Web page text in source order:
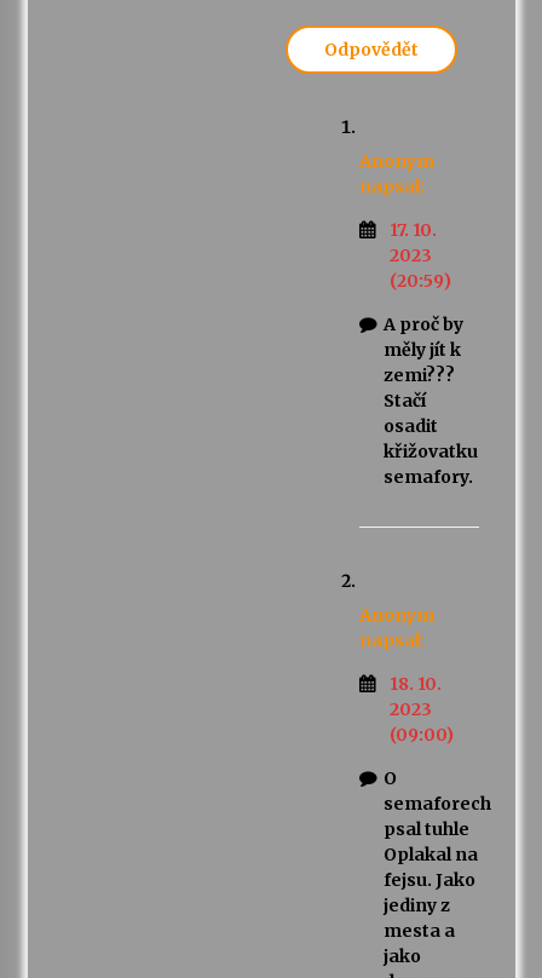
Odpovědět
Anonym
napsal:
17. 10.
2023
(20:59)
A proč by
měly jít k
zemi???
Stačí
osadit
křižovatku
semafory.
Anonym
napsal:
18. 10.
2023
(09:00)
O
semaforech
psal tuhle
Oplakal na
fejsu. Jako
jediny z
mesta a
jako